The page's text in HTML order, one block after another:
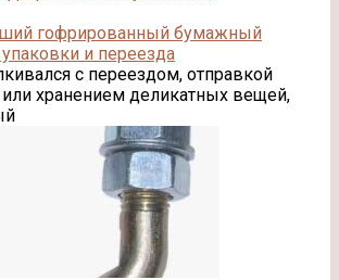
гофрированный бумажный
и переезда
с переездом, отправкой
или хранением деликатных вещей,